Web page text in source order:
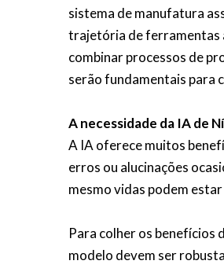
sistema de manufatura
trajetória de ferramentas
combinar processos de
serão fundamentais para
A necessidade da IA de
A IA oferece muitos
erros ou alucinações
mesmo vidas podem
Para colher os benefícios
modelo devem ser